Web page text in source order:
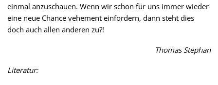
einmal anzuschauen. Wenn wir schon für uns immer wieder
eine neue Chance vehement einfordern, dann steht dies
doch auch allen anderen zu?!
Thomas Stephan
Literatur: